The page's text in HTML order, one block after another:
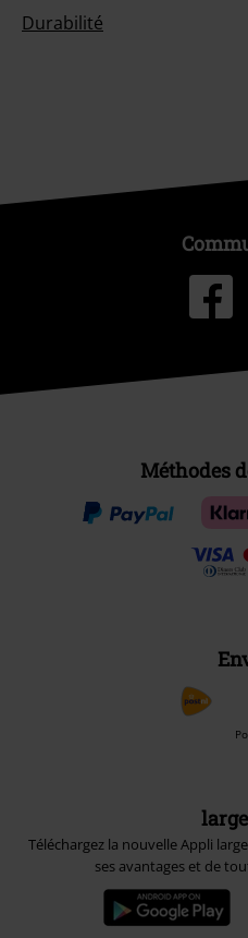
Durabilité
Méthodes
Téléchargez la nouvelle Appli
ses avantages et de